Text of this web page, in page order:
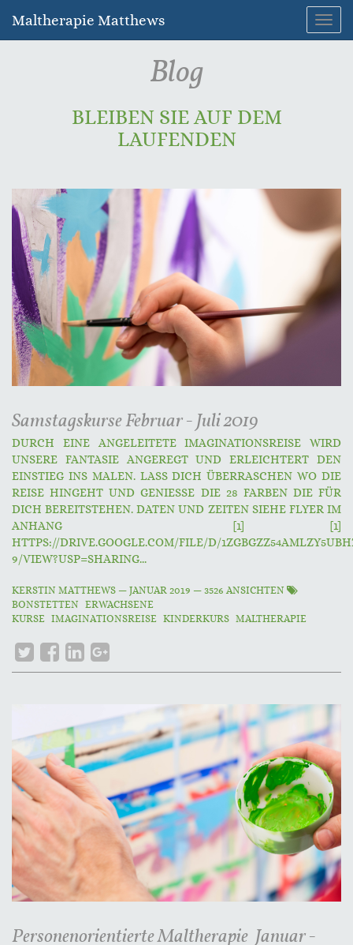
Maltherapie Matthews
Blog
BLEIBEN SIE AUF DEM
LAUFENDEN
Samstagskurse Februar - Juli 2019
DURCH EINE ANGELEITETE IMAGINATIONSREISE WIRD
UNSERE FANTASIE ANGEREGT UND ERLEICHTERT DEN
EINSTIEG INS MALEN. LASS DICH ÜBERRASCHEN WO DIE
REISE HINGEHT UND GENIESSE DIE 28 FARBEN DIE FÜR
DICH BEREITSTEHEN. DATEN UND ZEITEN SIEHE FLYER IM
ANHANG [1] [1]
HTTPS://DRIVE.GOOGLE.COM/FILE/D/
9/VIEW?USP=SHARING...
KERSTIN MATTHEWS — JANUAR 2019 — 3526 ANSICHTEN
BONSTETTEN ERWACHSENE
KURSE IMAGINATIONSREISE KINDERKURS MALTHERAPIE
Personenorientierte Maltherapie Januar -